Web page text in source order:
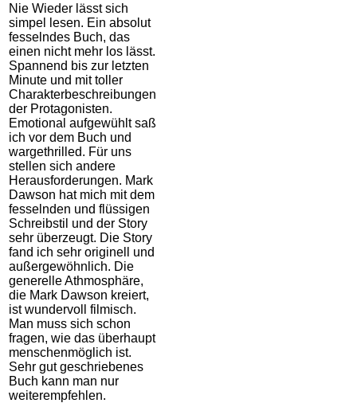
Nie Wieder lässt sich
simpel lesen. Ein absolut
fesselndes Buch, das
einen nicht mehr los lässt.
Spannend bis zur letzten
Minute und mit toller
Charakterbeschreibungen
der Protagonisten.
Emotional aufgewühlt saß
ich vor dem Buch und
wargethrilled. Für uns
stellen sich andere
Herausforderungen. Mark
Dawson hat mich mit dem
fesselnden und flüssigen
Schreibstil und der Story
sehr überzeugt. Die Story
fand ich sehr originell und
außergewöhnlich. Die
generelle Athmosphäre,
die Mark Dawson kreiert,
ist wundervoll filmisch.
Man muss sich schon
fragen, wie das überhaupt
menschenmöglich ist.
Sehr gut geschriebenes
Buch kann man nur
weiterempfehlen.